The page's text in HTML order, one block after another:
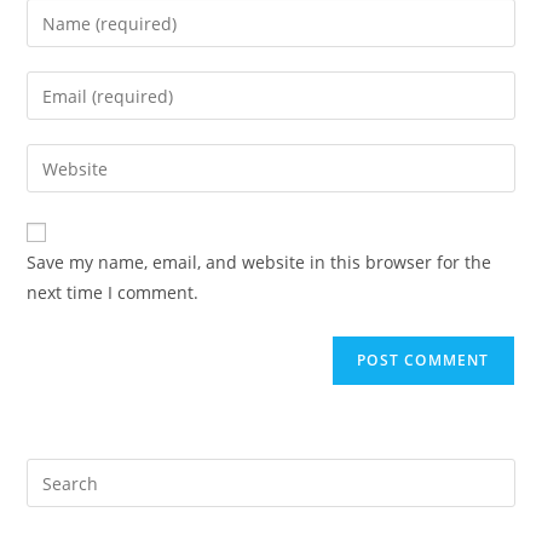
Enter
your
name
comment
Enter
your
email
address
comment
Enter
your
website
URL
(optional)
Save my name, email, and website in this browser for the
next time I comment.